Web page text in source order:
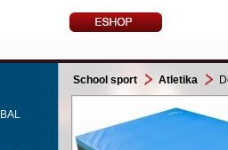
School sport Atletika